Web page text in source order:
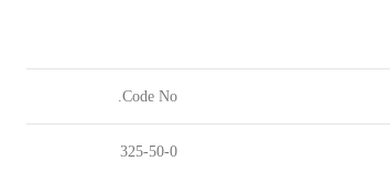
Code No.
325-50-0